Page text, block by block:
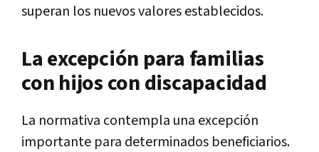
superan los nuevos valores establecidos.
La excepción para familias
con hijos con discapacidad
La normativa contempla una excepción
importante para determinados beneficiarios.